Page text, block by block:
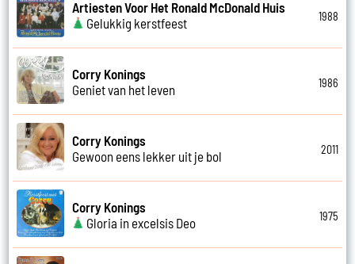
Artiesten Voor Het Ronald McDonald Huis
Gelukkig kerstfeest
1988
Corry Konings
Geniet van het leven
1986
Corry Konings
Gewoon eens lekker uit je bol
2011
Corry Konings
Gloria in excelsis Deo
1975